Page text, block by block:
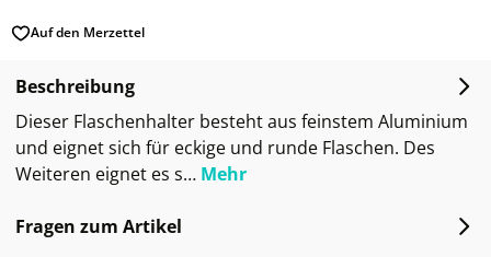
Auf den Merzettel
Beschreibung
Dieser Flaschenhalter besteht aus feinstem Aluminium
und eignet sich für eckige und runde Flaschen. Des
Weiteren eignet es s… Mehr
Fragen zum Artikel